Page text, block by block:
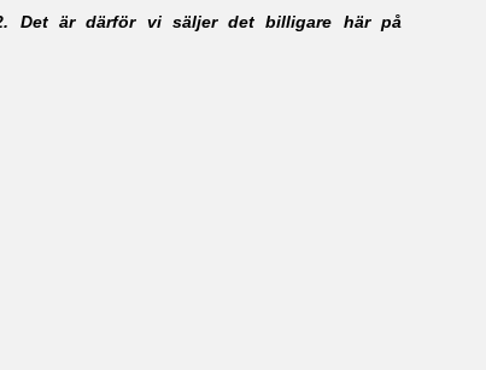
Det är därför vi säljer det billigare här på